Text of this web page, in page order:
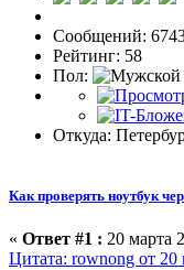
Сообщений:
Рейтинг: 58
Пол:
Откуда:
Как проверять ноутбук
« Ответ #1 : 20 марта
Цитата: rownong от 20